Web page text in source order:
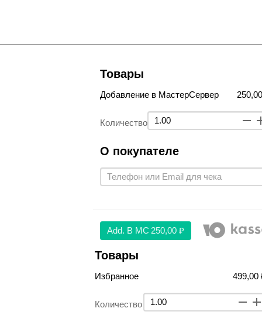
Товары
Добавление в МастерСервер
Количество
О покупателе
Аdd. В МС 250,00 ₽
Товары
Избранное 499,00
Количество